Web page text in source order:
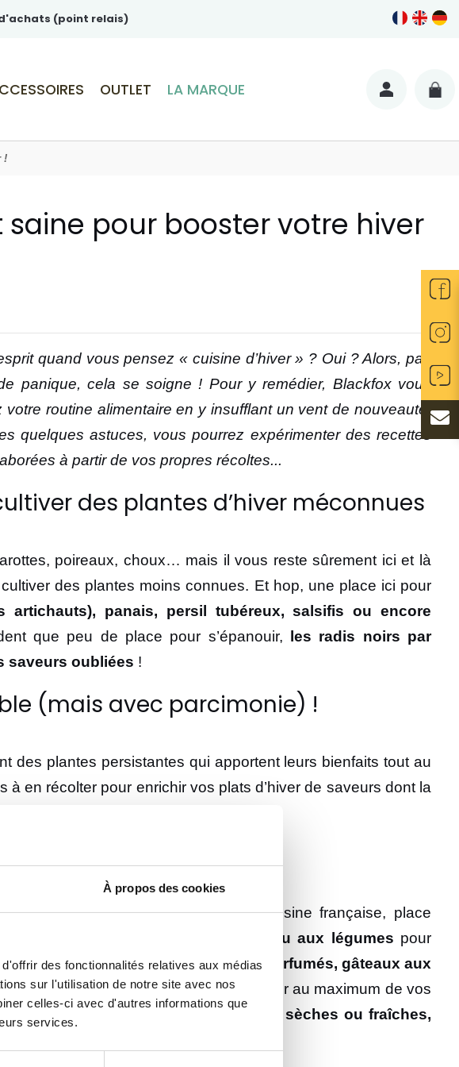
À propos des cookies
des fonctionnalités relatives aux médias
sur l'utilisation de notre site avec nos
celles-ci avec d'autres informations que
services.
(point relais)
OUTLET LA MARQUE
!
pour booster votre hiver
quand vous pensez « cuisine d’hiver » ? Oui ? Alors, pas
panique, cela se soigne ! Pour y remédier, Blackfox vous
routine alimentaire en y insufflant un vent de nouveauté,
quelques astuces, vous pourrez expérimenter des recettes
à partir de vos propres récoltes...
des plantes d’hiver méconnues
poireaux, choux… mais il vous reste sûrement ici et là
des plantes moins connues. Et hop, une place ici pour
panais, persil tubéreux, salsifis ou encore
que peu de place pour s’épanouir,
les radis noirs par
saveurs oubliées !
(mais avec parcimonie) !
des plantes persistantes qui apportent leurs bienfaits tout au
à en récolter pour enrichir vos plats d’hiver de saveurs dont la
afin de ne pas les épuiser.
aventures culinaires !
garni chère à notre bonne vieille cuisine française, place
réconfort… sorbets aux plantes ou aux légumes pour
ou infusés, huiles et beurres parfumés, gâteaux aux
entier. Le principal étant de profiter au maximum de vos
s’associer !
Fleurs séchées, herbes sèches ou fraîches,